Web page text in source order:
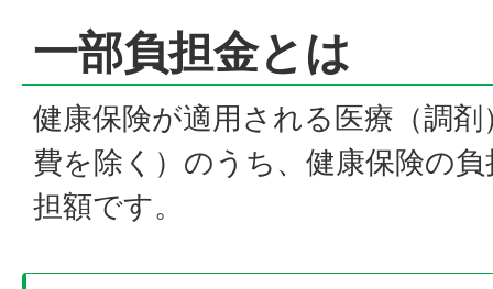
一部負担金とは
健康保険が適用される医療（調
費を除く）のうち、健康保険の
担額です。